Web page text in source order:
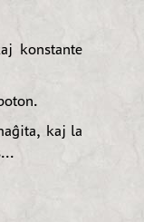
konstante
kaj la